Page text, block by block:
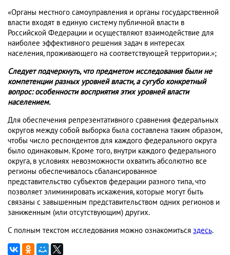
«Органы местного самоуправления и органы государственной
власти входят в единую систему публичной власти в
Российской Федерации и осуществляют взаимодействие для
наиболее эффективного решения задач в интересах
населения, проживающего на соответствующей территории.»;
Следует подчеркнуть, что предметом исследования были не
компетенции разных уровней власти, а сугубо конкретный
вопрос: особенности восприятия этих уровней власти
населением.
Для обеспечения репрезентативного сравнения федеральных
округов между собой выборка была составлена таким образом,
чтобы число респондентов для каждого федерального округа
было одинаковым. Кроме того, внутри каждого федерального
округа, в условиях невозможности охватить абсолютно все
регионы обеспечивалось сбалансированное
представительство субъектов федерации разного типа, что
позволяет элиминировать искажения, которые могут быть
связаны с завышенным представительством одних регионов и
заниженным (или отсутствующим) других.
С полным текстом исследования можно ознакомиться здесь.